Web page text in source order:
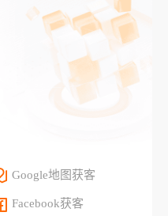
Google地图获客
Facebook获客